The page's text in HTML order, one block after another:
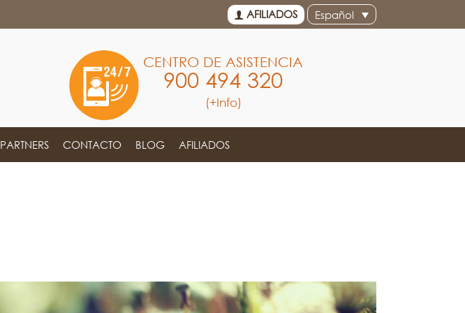
AFILIADOS Español
CENTRO DE ASISTENCIA
900 494 320
(+Info)
PARTNERS CONTACTO BLOG AFILIADOS